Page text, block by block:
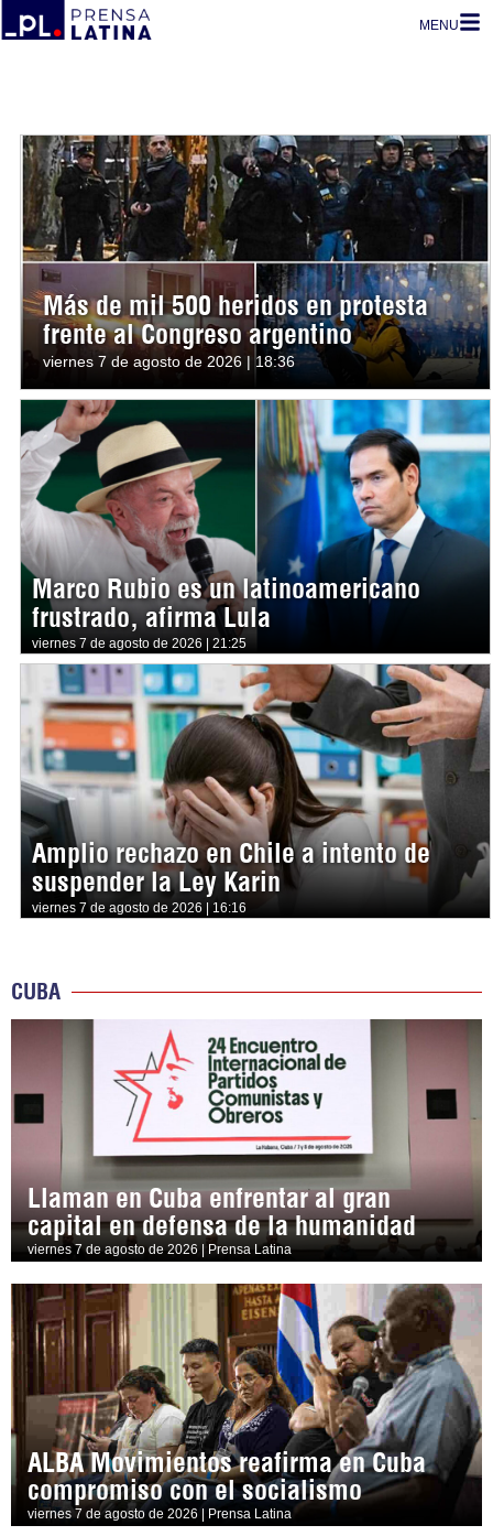
MENU
Más de mil 500 heridos en protesta
frente al Congreso argentino
viernes 7 de agosto de 2026 | 18:36
Marco Rubio es un latinoamericano
frustrado, afirma Lula
viernes 7 de agosto de 2026 | 21:25
Amplio rechazo en Chile a intento de
suspender la Ley Karin
viernes 7 de agosto de 2026 | 16:16
CUBA
Llaman en Cuba enfrentar al gran
capital en defensa de la humanidad
viernes 7 de agosto de 2026 | Prensa Latina
ALBA Movimientos reafirma en Cuba
compromiso con el socialismo
viernes 7 de agosto de 2026 | Prensa Latina